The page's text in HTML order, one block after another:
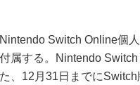
Switch Online個
属する。Nintendo
、12月31日までに